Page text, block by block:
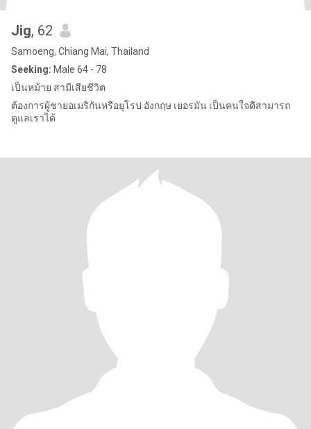
Jig, 62
Samoeng, Chiang Mai, Thailand
Seeking: Male 64 - 78
เป็นหม้าย สามีเสียชีวิต
ต้องการผู้ชายอเมริกันหรือยุโรป อังกฤษ เยอรมัน เป็นคนใจดีสามารถ
ดูแลเราได้